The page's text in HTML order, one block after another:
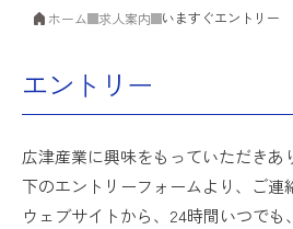
ホーム 求人案内 いますぐエントリー
エントリー
広津産業に興味をもっていただきあ
下のエントリーフォームより、ご連
ウェブサイトから、24時間いつでも